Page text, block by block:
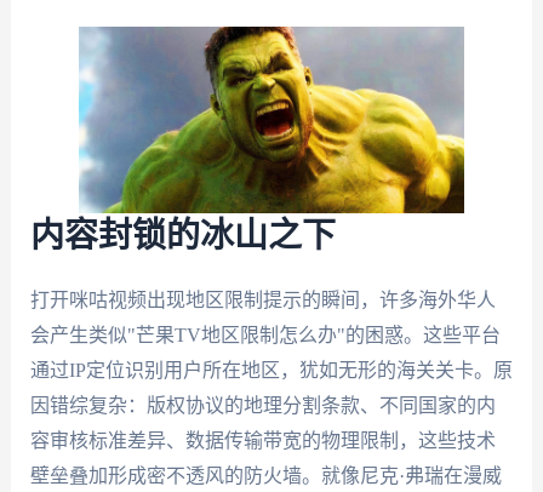
内容封锁的冰山之下
打开咪咕视频出现地区限制提示的瞬间，许多海外华人
会产生类似"芒果TV地区限制怎么办"的困惑。这些平台
通过IP定位识别用户所在地区，犹如无形的海关关卡。原
因错综复杂：版权协议的地理分割条款、不同国家的内
容审核标准差异、数据传输带宽的物理限制，这些技术
壁垒叠加形成密不透风的防火墙。就像尼克·弗瑞在漫威